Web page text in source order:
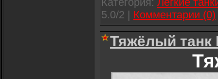
5.0/2 | Комментарии (0)
Тяжёлый